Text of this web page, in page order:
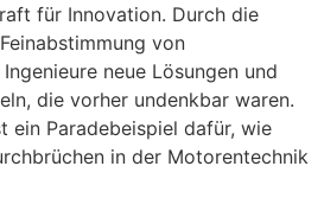
für Innovation. Durch die
von
neue Lösungen und
die vorher undenkbar waren.
ein Paradebeispiel dafür, wie
in der Motorentechnik